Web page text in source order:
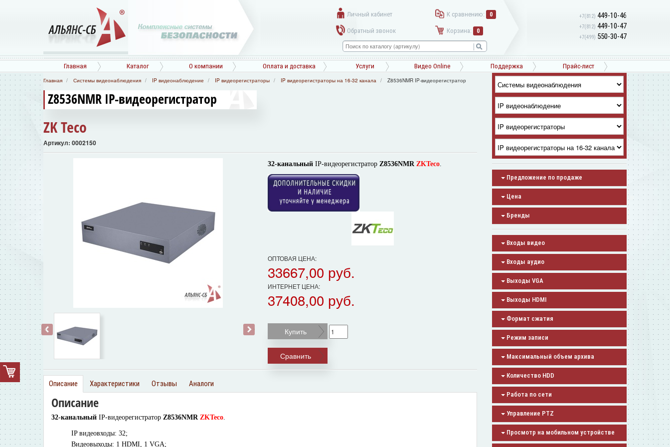
Личный кабинет К сравнению: 0
Обратный звонок Корзина: 0
+7(812) 449-10-46
+7(812) 449-10-47
+7(499) 550-30-47
Главная Каталог О компании Оплата и доставка Услуги Видео Online Поддержка Прайс-лист
Главная Системы видеонаблюдения IP видеонаблюдение IP видеорегистраторы IP видеорегистраторы на 16-32 канала Z8536NMR IP-видеорегистратор
Z8536NMR IP-видеорегистратор
ZK Teco
Артикул: 0002150
‹ ›
32-канальный IP-видеорегистратор Z8536NMRZKTeco.
ОПТОВАЯ ЦЕНА:
33667,00 руб.
ИНТЕРНЕТ ЦЕНА:
37408,00 руб.
Купить
Сравнить
Описание Характеристики Отзывы Аналоги
Описание
32-канальный IP-видеорегистратор Z8536NMR ZKTeco
IP видеовходы: 32;
Видеовыходы: 1 HDMI, 1 VGA;
Предложение по продаже
Цена
Бренды
Входы видео
Входы аудио
Выходы VGA
Выходы HDMI
Формат сжатия
Режим записи
Максимальный объем архива
Количество HDD
Работа по сети
Управление PTZ
Просмотр на мобильном устройстве